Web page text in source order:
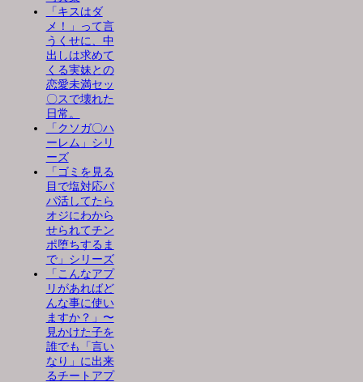
「キスはダ
メ！」って言
うくせに、中
出しは求めて
くる実妹との
恋愛未満セッ
〇スで壊れた
日常。
「クソガ〇ハ
ーレム」シリ
ーズ
「ゴミを見る
目で塩対応パ
パ活してたら
オジにわから
せられてチン
ポ堕ちするま
で」シリーズ
「こんなアプ
リがあればど
んな事に使い
ますか？」〜
見かけた子を
誰でも「言い
なり」に出来
るチートアプ